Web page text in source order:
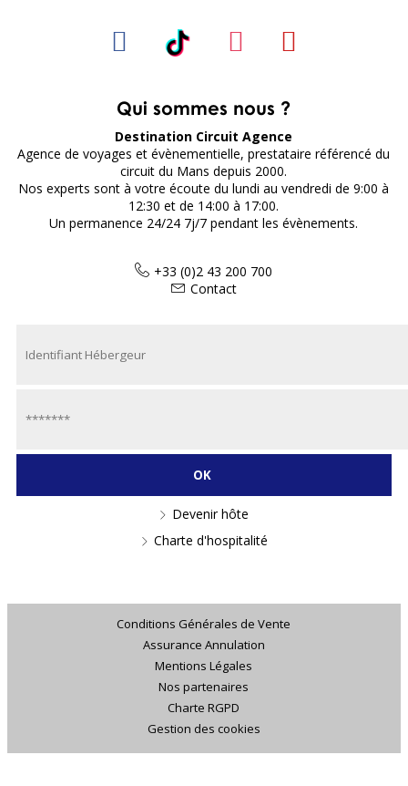
Qui sommes nous ?
Destination Circuit Agence
Agence de voyages et évènementielle, prestataire référencé du
circuit du Mans depuis 2000.
Nos experts sont à votre écoute du lundi au vendredi de 9:00 à
12:30 et de 14:00 à 17:00.
Un permanence 24/24 7j/7 pendant les évènements.
+33 (0)2 43 200 700
Contact
Devenir hôte
Charte d'hospitalité
Conditions Générales de Vente
Assurance Annulation
Mentions Légales
Nos partenaires
Charte RGPD
Gestion des cookies